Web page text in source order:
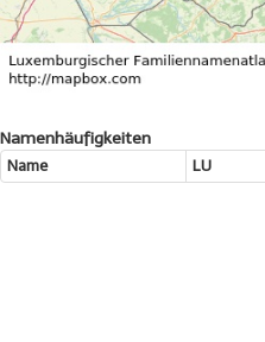
Namenhäufigkeiten
Name LU